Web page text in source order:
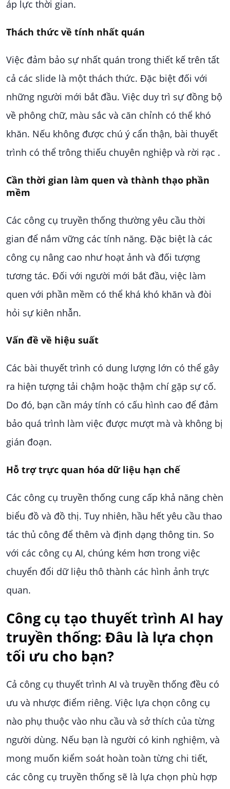
áp lực thời gian.
Thách thức về tính nhất quán
Việc đảm bảo sự nhất quán trong thiết kế trên tất
cả các slide là một thách thức. Đặc biệt đối với
những người mới bắt đầu. Việc duy trì sự đồng bộ
về phông chữ, màu sắc và căn chỉnh có thể khó
khăn. Nếu không được chú ý cẩn thận, bài thuyết
trình có thể trông thiếu chuyên nghiệp và rời rạc .
Cần thời gian làm quen và thành thạo phần
mềm
Các công cụ truyền thống thường yêu cầu thời
gian để nắm vững các tính năng. Đặc biệt là các
công cụ nâng cao như hoạt ảnh và đối tượng
tương tác. Đối với người mới bắt đầu, việc làm
quen với phần mềm có thể khá khó khăn và đòi
hỏi sự kiên nhẫn.
Vấn đề về hiệu suất
Các bài thuyết trình có dung lượng lớn có thể gây
ra hiện tượng tải chậm hoặc thậm chí gặp sự cố.
Do đó, bạn cần máy tính có cấu hình cao để đảm
bảo quá trình làm việc được mượt mà và không bị
gián đoạn.
Hỗ trợ trực quan hóa dữ liệu hạn chế
Các công cụ truyền thống cung cấp khả năng chèn
biểu đồ và đồ thị. Tuy nhiên, hầu hết yêu cầu thao
tác thủ công để thêm và định dạng thông tin. So
với các công cụ AI, chúng kém hơn trong việc
chuyển đổi dữ liệu thô thành các hình ảnh trực
quan.
Công cụ tạo thuyết trình AI hay
truyền thống: Đâu là lựa chọn
tối ưu cho bạn?
Cả công cụ thuyết trình AI và truyền thống đều có
ưu và nhược điểm riêng. Việc lựa chọn công cụ
nào phụ thuộc vào nhu cầu và sở thích của từng
người dùng. Nếu bạn là người có kinh nghiệm, và
mong muốn kiểm soát hoàn toàn từng chi tiết,
các công cụ truyền thống sẽ là lựa chọn phù hợp